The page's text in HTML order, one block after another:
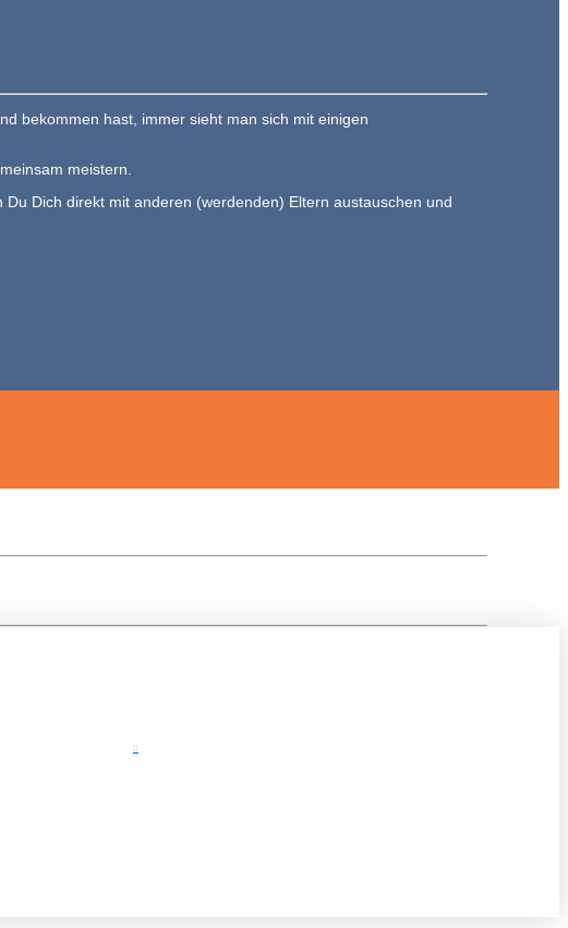
bekommen hast, immer sieht man sich mit einigen
meistern.
Dich direkt mit anderen (werdenden) Eltern austauschen und